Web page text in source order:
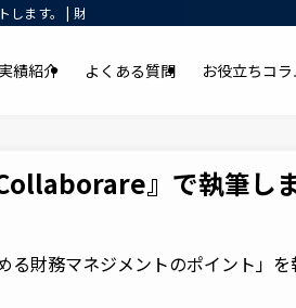
ます。 | 財務コンサルティング・資金調達支
績紹介 よくある質問 お役立ちコラ
』で執筆し
財務マネジメントのポイント」を